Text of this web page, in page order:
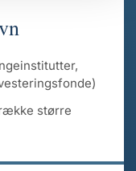
større